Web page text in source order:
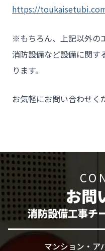
https://
※もちろん、上記以外の
消防設備など設備に関す
ります。
お気軽にお問い合わせく
お問
消防設備工事チ
マンション・ア